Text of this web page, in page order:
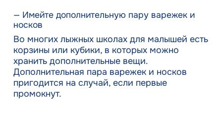
— Имейте дополнительную пару варежек и
носков
Во многих лыжных школах для малышей есть
корзины или кубики, в которых можно
хранить дополнительные вещи.
Дополнительная пара варежек и носков
пригодится на случай, если первые
промокнут.